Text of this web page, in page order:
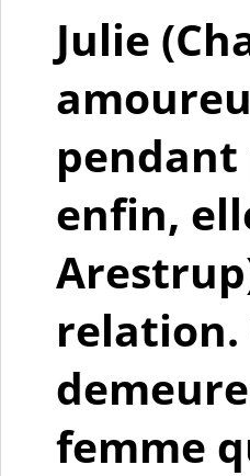
Julie
pendant
enfin,
relation.
femme